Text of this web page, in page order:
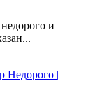
и
Недорого |